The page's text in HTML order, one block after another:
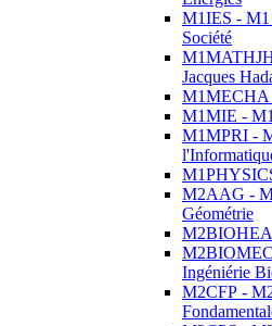
M1IES - M1
Société
Jacques
M1MECHA
M1MIE -
M1MPRI -
M2AAG -
Géométrie
M2BIOHEA
Ingéniérie
M2CFP -